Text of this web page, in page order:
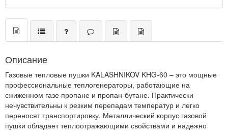
Описание
Газовые тепловые пушки KALASHNIKOV KHG-60 – это мощные
профессиональные теплогенераторы, работающие на
сжиженном газе пропане и пропан-бутане. Практически
нечувствительны к резким перепадам температур и легко
переносят транспортировку. Металлический корпус газовой
пушки обладает теплоотражающими свойствами и надежно